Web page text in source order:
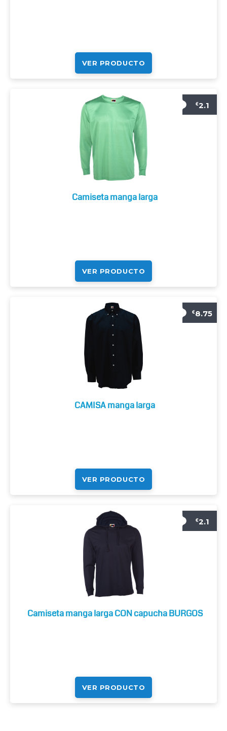
VER PRODUCTO
€2.1
Camiseta manga larga
VER PRODUCTO
€8.75
CAMISA manga larga
VER PRODUCTO
€2.1
Camiseta manga larga CON capucha BURGOS
VER PRODUCTO